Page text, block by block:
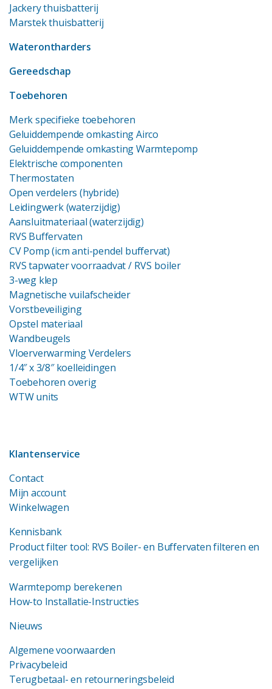
Jackery thuisbatterij
Marstek thuisbatterij
Waterontharders
Gereedschap
Toebehoren
Merk specifieke toebehoren
Geluiddempende omkasting Airco
Geluiddempende omkasting Warmtepomp
Elektrische componenten
Thermostaten
Open verdelers (hybride)
Leidingwerk (waterzijdig)
Aansluitmateriaal (waterzijdig)
RVS Buffervaten
CV Pomp (icm anti-pendel buffervat)
RVS tapwater voorraadvat/ RVS boiler
3-weg klep
Magnetische vuilafscheider
Vorstbeveiliging
Opstel materiaal
Wandbeugels
Vloerverwarming Verdelers
1/4″ x 3/8″ koelleidingen
Toebehoren overig
WTW units
Klantenservice
Contact
Mijn account
Winkelwagen
Kennisbank
Product filter tool: RVS Boiler- en Buffervaten filteren en
vergelijken
Warmtepomp berekenen
How-to Installatie-Instructies
Nieuws
Algemene voorwaarden
Privacybeleid
Terugbetaal- en retourneringsbeleid